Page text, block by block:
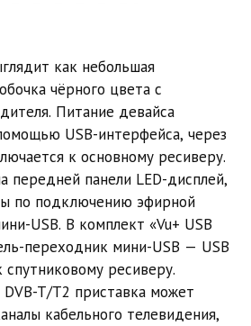
как небольшая
чёрного цвета с
Питание девайса
USB-интерфейса, через
к основному ресиверу.
передней панели LED-дисплей,
по подключению эфирной
USB. В комплект «Vu+ USB
переходник мини-USB — USB
ресиверу.
T/T2 приставка может
кабельного телевидения,